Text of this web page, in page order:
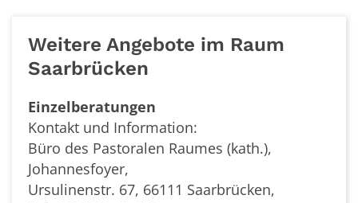
Weitere Angebote im Raum
Saarbrücken
Einzelberatungen
Kontakt und Information:
Büro des Pastoralen Raumes (kath.),
Johannesfoyer,
Ursulinenstr. 67, 66111 Saarbrücken,